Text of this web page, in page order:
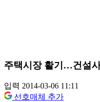
주택시장 활기…건설
입력 2014-03-06 11:11
선호매체 추가